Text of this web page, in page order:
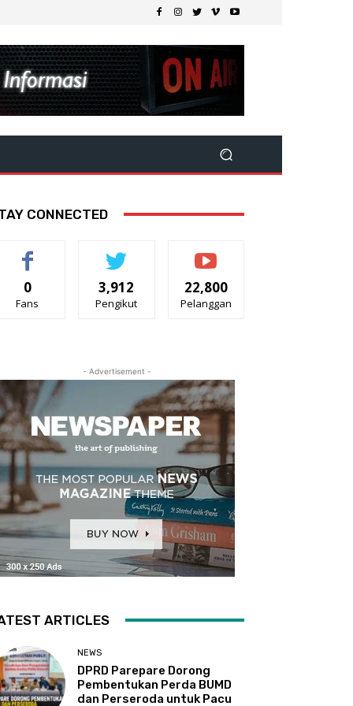
CONNECTED
0
Fans
3,912
Pengikut
22,800
Pelanggan
- Advertisement -
ARTICLES
NEWS
DPRD Parepare Dorong
Pembentukan Perda BUMD
dan Perseroda untuk Pacu